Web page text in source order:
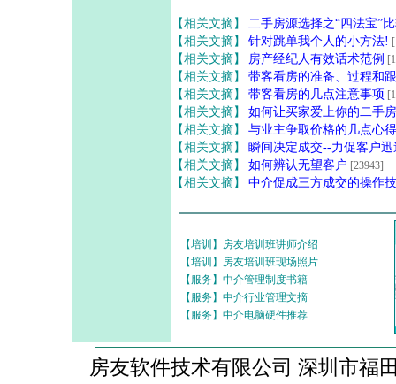
【相关文摘】
二手房源选择之“四法宝”
【相关文摘】
针对跳单我个人的小方法!
【相关文摘】 房产经纪人有效话术范例
【相关文摘】
带客看房的准备、过程和
【相关文摘】
带客看房的几点注意事项
【相关文摘】
如何让买家爱上你的二手房
【相关文摘】
与业主争取价格的几点心得
【相关文摘】
瞬间决定成交--力促客户迅
【相关文摘】
如何辨认无望客户 [23943]
【相关文摘】 中介促成三方成交的操作
【培训】房友培训班讲师介绍
【培训】房友培训班现场照片
【服务】中介管理制度书籍
【服务】中介行业管理文摘
【服务】中介电脑硬件推荐
房友软件技术有限公司 深圳市福